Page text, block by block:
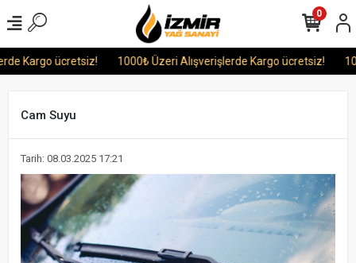
Kargo ücretsiz! 1000₺ Üzeri Alışverişlerde Kargo ücretsiz!
0
Cam Suyu
Tarih: 08.03.2025 17:21